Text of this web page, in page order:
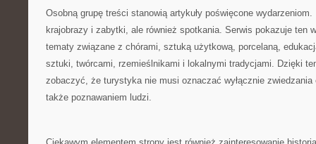
Osobną grupę treści stanowią artykuły poświęcone
krajobrazy i zabytki, ale również spotkania. Serwis pokazuje ten
tematy związane z chórami, sztuką użytkową, porcelaną,
sztuki, twórcami, rzemieślnikami i lokalnymi tradycjami. Dzięki
zobaczyć, że turystyka nie musi oznaczać wyłącznie
także poznawaniem ludzi.